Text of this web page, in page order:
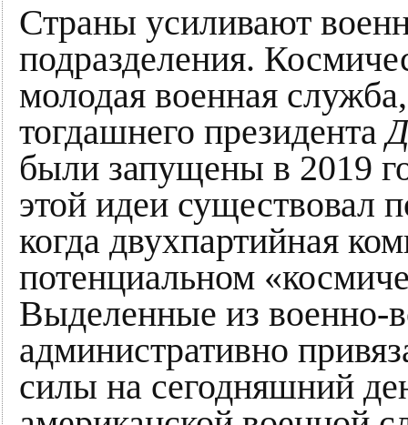
Страны усиливают
подразделения.
молодая военная
тогдашнего президента
были запущены в 2019
этой идеи существовал
когда двухпартийная
потенциальном
Выделенные из военно-
административно
силы на сегодняшний